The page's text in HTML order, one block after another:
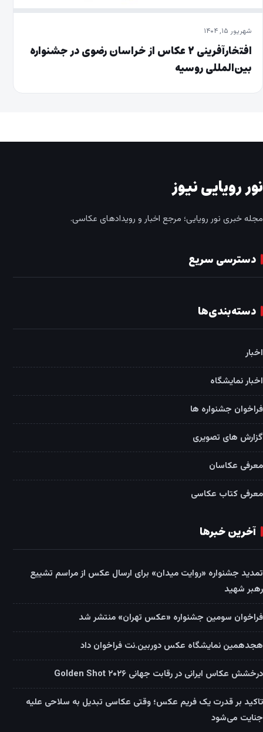
شهریور ۱۵, ۱۴۰۴
افتخارآفرینی ۲ عکاس از خراسان رضوی در جشنواره
بین‌المللی روسیه
نور رویایی نیوز
مجله خبری نور رویایی؛ مرجع اخبار و رویدادهای عکاسی.
دسترسی سریع
دسته‌بندی‌ها
اخبار
اخبار نمایشگاه
فراخوان جشنواره ها
گزارش های تصویری
معرفی عکاسان
معرفی کتاب عکاسی
آخرین خبرها
تمدید جشنواره «روایت میدان» برای ارسال عکس از مراسم تشییع
رهبر شهید
فراخوان سومین جشنواره «عکس تهران» منتشر شد
هجدهمین نمایشگاه عکس دوربین.نت فراخوان داد
درخشش عکاس ایرانی در رقابت جهانی Golden Shot ۲۰۲۶
تاکید بر قدرت یک فریم عکس؛ وقتی عکاسی تبدیل به سلاحی علیه
جنایت می‌شود